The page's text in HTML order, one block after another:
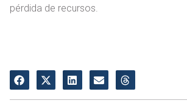
pérdida de recursos.